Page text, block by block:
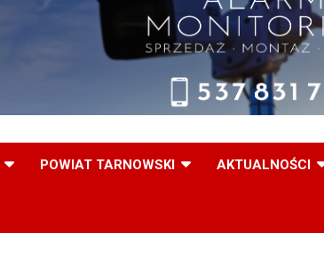
POWIAT TARNOWSKI AKTUALNOŚCI